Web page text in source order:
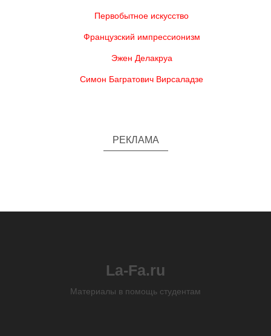
Первобытное искусство
Французский импрессионизм
Эжен Делакруа
Симон Багратович Вирсаладзе
РЕКЛАМА
La-Fa.ru
Материалы в помощь студентам